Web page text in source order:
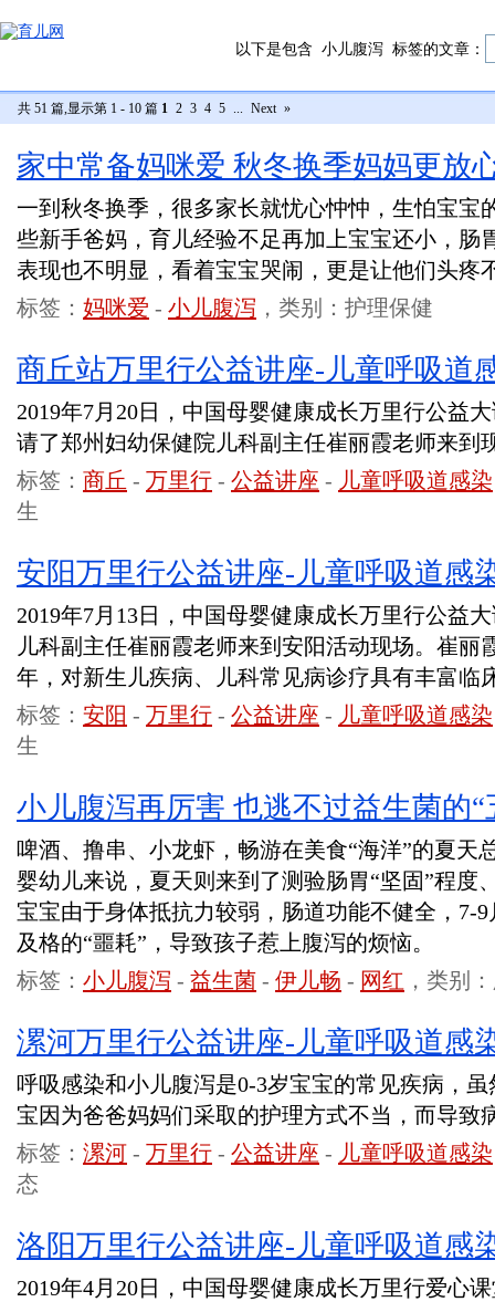
以下是包含 小儿腹泻 标签的文章：
共 51 篇,显示第 1 - 10 篇 1 2 3 4 5 ... Next »
家中常备妈咪爱 秋冬换季妈妈更放
一到秋冬换季，很多家长就忧心忡忡，生怕宝宝
些新手爸妈，育儿经验不足再加上宝宝还小，肠
表现也不明显，看着宝宝哭闹，更是让他们头疼
标签： 妈咪爱 - 小儿腹泻 ，类别：护理保健
商丘站万里行公益讲座-儿童呼吸道
2019年7月20日，中国母婴健康成长万里行公益
请了郑州妇幼保健院儿科副主任崔丽霞老师来到
标签： 商丘 - 万里行 - 公益讲座 - 儿童呼吸道感染
生
安阳万里行公益讲座-儿童呼吸道感
2019年7月13日，中国母婴健康成长万里行公益
儿科副主任崔丽霞老师来到安阳活动现场。崔丽
年，对新生儿疾病、儿科常见病诊疗具有丰富临
标签： 安阳 - 万里行 - 公益讲座 - 儿童呼吸道感染
生
小儿腹泻再厉害 也逃不过益生菌的“
啤酒、撸串、小龙虾，畅游在美食“海洋”的夏天
婴幼儿来说，夏天则来到了测验肠胃“坚固”程度
宝宝由于身体抵抗力较弱，肠道功能不健全，7-
及格的“噩耗”，导致孩子惹上腹泻的烦恼。
标签： 小儿腹泻 - 益生菌 - 伊儿畅 - 网红 ，类别
漯河万里行公益讲座-儿童呼吸道感
呼吸感染和小儿腹泻是0-3岁宝宝的常见疾病，
宝因为爸爸妈妈们采取的护理方式不当，而导致
标签： 漯河 - 万里行 - 公益讲座 - 儿童呼吸道感染
态
洛阳万里行公益讲座-儿童呼吸道感
2019年4月20日，中国母婴健康成长万里行爱心